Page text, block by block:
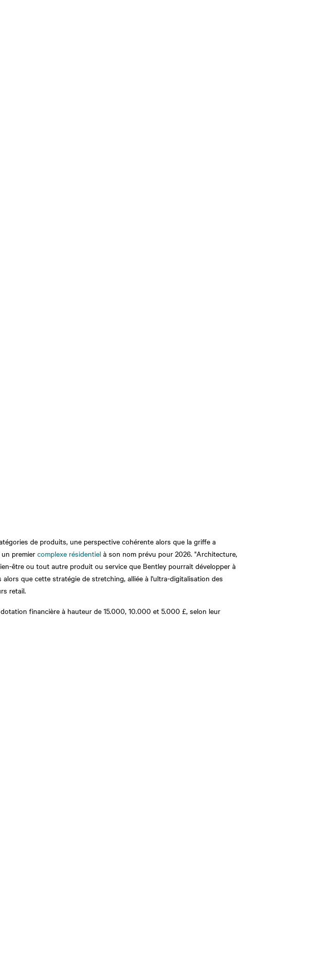
de produits, une perspective cohérente alors que la griffe a
premiercomplexe résidentiel à son nom prévu pour 2026. "Architecture,
être ou tout autre produit ou service que Bentley pourrait développer à
que cette stratégie de stretching, alliée à l'ultra-digitalisation des
retail.
financière à hauteur de 15.000, 10.000 et 5.000 £, selon leur